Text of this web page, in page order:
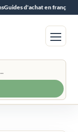
Guides d'achat en français
Menu